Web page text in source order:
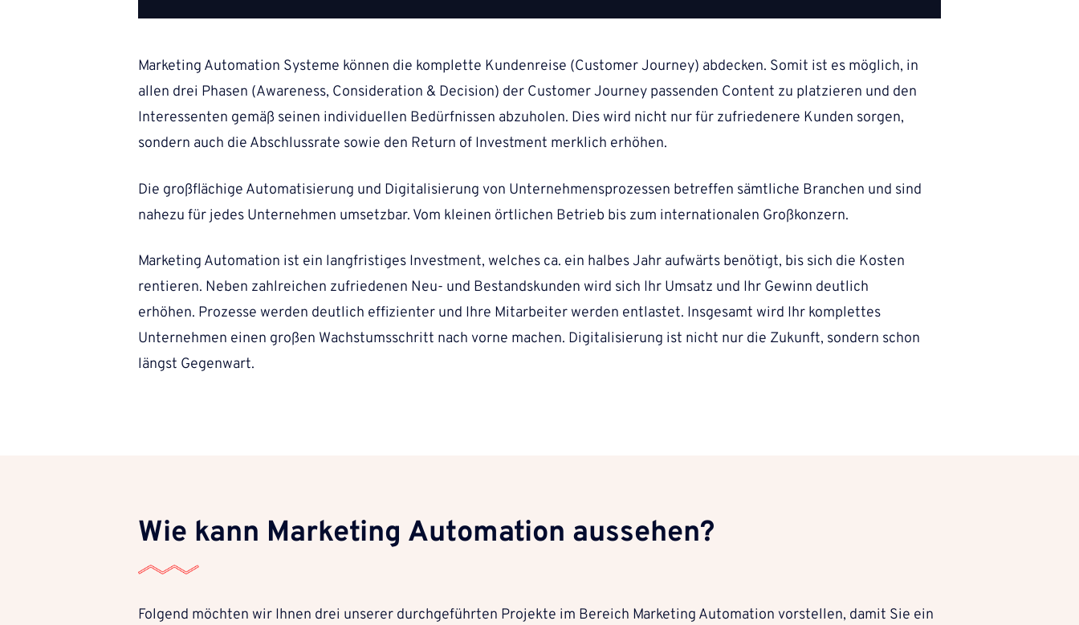
Marketing Automation Systeme können die komplette Kundenreise (Customer Journey) abdecken. Somit ist es möglich, in
allen drei Phasen (Awareness, Consideration & Decision) der Customer Journey passenden Content zu platzieren und den
Interessenten gemäß seinen individuellen Bedürfnissen abzuholen. Dies wird nicht nur für zufriedenere Kunden sorgen,
sondern auch die Abschlussrate sowie den Return of Investment merklich erhöhen.
Die großflächige Automatisierung und Digitalisierung von Unternehmensprozessen betreffen sämtliche Branchen und sind
nahezu für jedes Unternehmen umsetzbar. Vom kleinen örtlichen Betrieb bis zum internationalen Großkonzern.
Marketing Automation ist ein langfristiges Investment, welches ca. ein halbes Jahr aufwärts benötigt, bis sich die Kosten
rentieren. Neben zahlreichen zufriedenen Neu- und Bestandskunden wird sich Ihr Umsatz und Ihr Gewinn deutlich
erhöhen. Prozesse werden deutlich effizienter und Ihre Mitarbeiter werden entlastet. Insgesamt wird Ihr komplettes
Unternehmen einen großen Wachstumsschritt nach vorne machen. Digitalisierung ist nicht nur die Zukunft, sondern schon
längst Gegenwart.
Wie kann Marketing Automation aussehen?
Folgend möchten wir Ihnen drei unserer durchgeführten Projekte im Bereich Marketing Automation vorstellen, damit Sie ein